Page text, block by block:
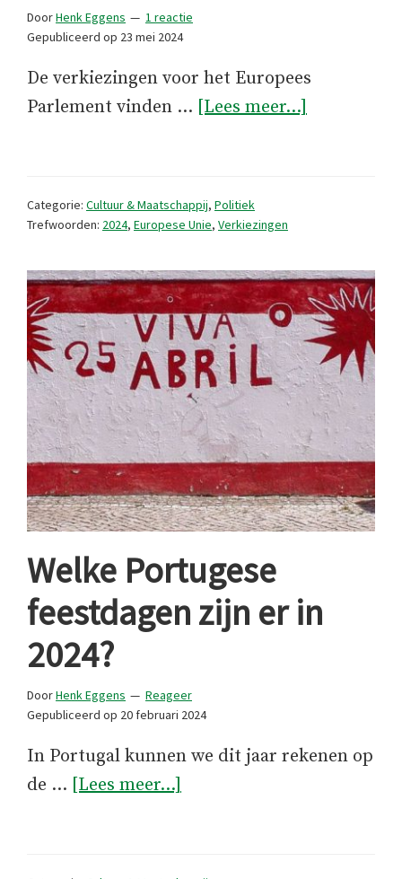
DoorHenk Eggens
1 reactie
Gepubliceerd op 23 mei 2024
De verkiezingen voor het Europees
Parlement vinden … [Lees meer...]
Portugal
Categorie: Cultuur & Maatschappij, Politiek
Trefwoorden: 2024, Europese Unie, Verkiezingen
Welke Portugese
feestdagen zijn er in
2024?
DoorHenk Eggens
Reageer
Gepubliceerd op 20 februari 2024
In Portugal kunnen we dit jaar rekenen op
de … [Lees meer...]